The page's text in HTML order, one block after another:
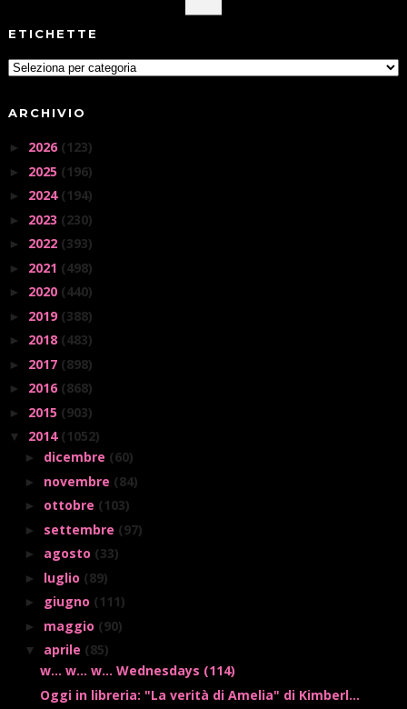
ETICHETTE
ARCHIVIO
► 2026 (123)
► 2025 (196)
► 2024 (194)
► 2023 (230)
► 2022 (393)
► 2021 (498)
► 2020 (440)
► 2019 (388)
► 2018 (483)
► 2017 (898)
► 2016 (868)
► 2015 (903)
▼ 2014 (1052)
► dicembre (60)
► novembre (84)
► ottobre (103)
► settembre (97)
► agosto (33)
► luglio (89)
► giugno (111)
► maggio (90)
▼ aprile (85)
w... w... w... Wednesdays (114)
Oggi in libreria: "La verità di Amelia" di Kimberl...